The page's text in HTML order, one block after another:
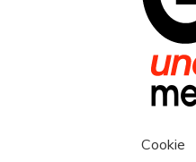
Cookie